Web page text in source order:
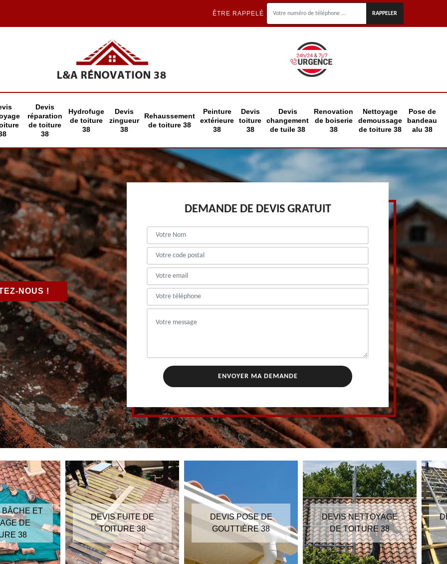
ÊTRE RAPPELÉ
Devis
réparation
de toiture
38
Hydrofuge
de toiture
38
Devis
zingueur
38
Rehaussement
de toiture 38
Peinture
extérieure
38
Devis
toiture
38
Devis
changement
de tuile 38
Renovation
de boiserie
38
Nettoyage
demoussage
de toiture 38
Pose de
bandeau
alu 38
NOUS !
DEMANDE DE DEVIS GRATUIT
BÂCHE ET
DE
38
DEVIS FUITE DE
TOITURE 38
DEVIS POSE DE
GOUTTIÈRE 38
DEVIS NETTOYAGE
DE TOITURE 38